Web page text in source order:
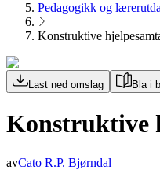
Pedagogikk og
Konstruktive
Last ned omslag Bla i
Konstruktive
avCato R.P. Bjørndal